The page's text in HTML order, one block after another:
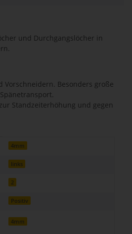
und Durchgangslöcher in
Vorschneidern. Besonders große
Standzeiterhöhung und gegen
4mm
links
2
Positiv
4mm